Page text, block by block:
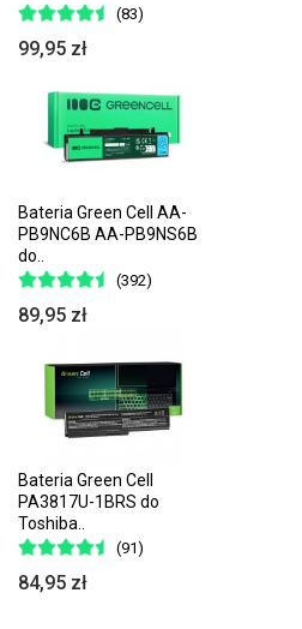
(83)
99,95 zł
Bateria Green Cell AA-
PB9NC6B AA-PB9NS6B
do..
(392)
89,95 zł
Bateria Green Cell
PA3817U-1BRS do
Toshiba..
(91)
84,95 zł